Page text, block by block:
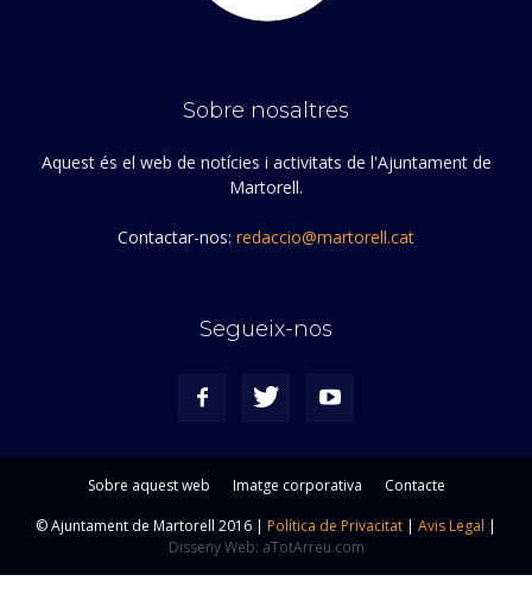
Sobre nosaltres
Aquest és el web de notícies i activitats de l'Ajuntament de
Martorell.
Contactar-nos: redaccio@martorell.cat
Segueix-nos
Sobre aquest web Imatge corporativa
Contacte
© Ajuntament de Martorell 2016 | Política de Privacitat | Avis Legal |
Disseny Web: aTotArreu.com